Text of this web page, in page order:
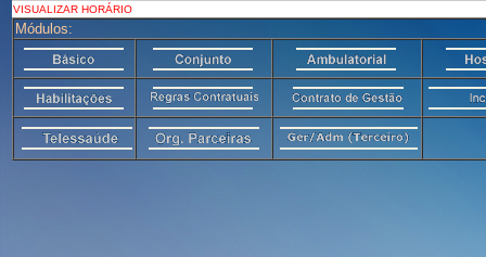
VISUALIZAR HORÁRIO
Módulos: